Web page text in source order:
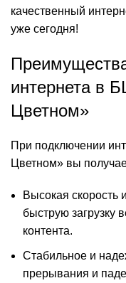
качественный
уже сегодня!
интернета в
Цветном»
При подключении
Цветном» вы
Высокая скорость
быструю загрузку
контента.
Стабильное и
прерывания и